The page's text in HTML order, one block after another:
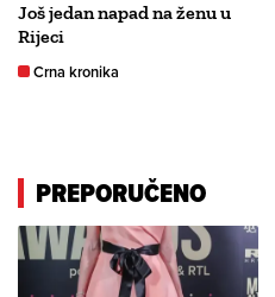
Još jedan napad na ženu u
Rijeci
Crna kronika
PREPORUČENO